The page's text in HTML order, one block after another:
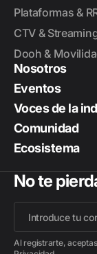
Plataformas &
CTV &
Dooh &
Nosotros
Eventos
Voces de la
Comunidad
Ecosistema
No te
Al registrarte,